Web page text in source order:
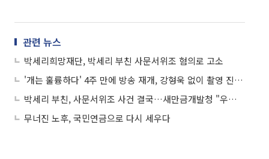
관련 뉴스
박세리희망재단, 박세리 부친 사문서위조 혐의로 고소
'개는 훌륭하다' 4주 만에 방송 재개, 강형욱 없이 촬영 진행…박세리 출연
박세리 부친, 사문서위조 사건 결국…새만금개발청 "우선협상자 지위 박탈"
무너진 노후, 국민연금으로 다시 세우다